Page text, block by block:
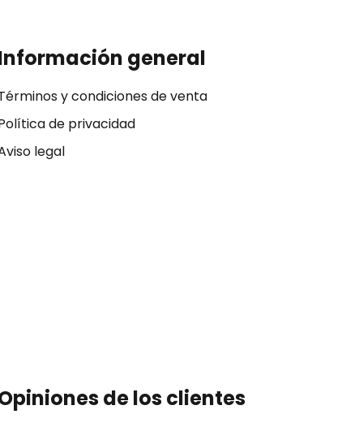
general
y condiciones de venta
de privacidad
legal
de los clientes